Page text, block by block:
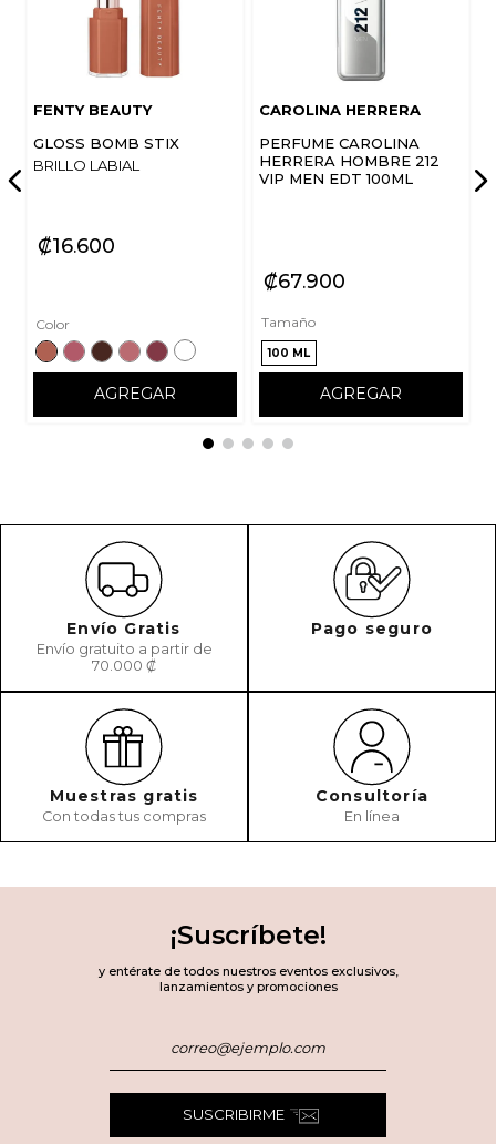
FENTY BEAUTY
GLOSS BOMB STIX
BRILLO LABIAL
₡16600
Color
AGREGAR
CAROLINA HERRERA
PERFUME CAROLINA
HERRERA HOMBRE 212
VIP MEN EDT 100ML
₡67900
Tamaño
100 ML
AGREGAR
Envío Gratis
Envío gratuito a partir de
70.000 ₡
Pago seguro
Muestras gratis
Con todas tus compras
Consultoría
En línea
¡Suscríbete!
y entérate de todos nuestros eventos exclusivos,
lanzamientos y promociones
SUSCRIBIRME